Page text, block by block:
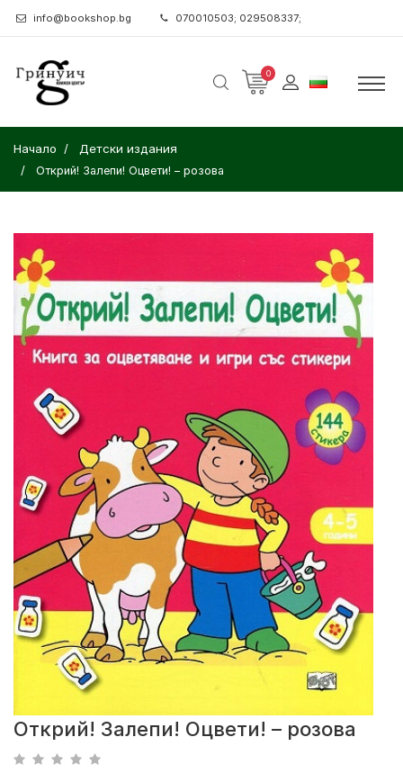
info@bookshop.bg 070010503; 029508337;
0
Начало Детски издания
Открий! Залепи! Оцвети! – розова
Открий! Залепи! Оцвети! – розова